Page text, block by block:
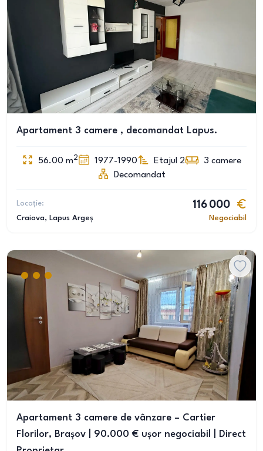
Apartament 3 camere , decomandat Lapus.
56.00 m2 1977-1990 Etajul 2 3 camere
Decomandat
Locație:
Craiova, Lapus Argeș
116 000
Negociabil
Apartament 3 camere de vânzare – Cartier
Florilor, Brașov | 90.000 € ușor negociabil | Direct